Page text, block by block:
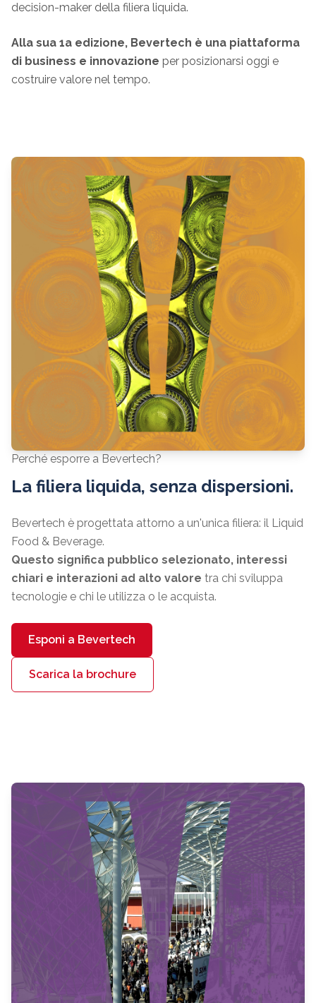
decision-maker della filiera liquida.
Alla sua 1a edizione, Bevertech è una piattaforma
di business e innovazione per posizionarsi oggi e
costruire valore nel tempo.
Perché esporre a Bevertech?
La filiera liquida, senza dispersioni.
Bevertech è progettata attorno a un'unica filiera: il Liquid
Food & Beverage.
Questo significa pubblico selezionato, interessi
chiari e interazioni ad alto valore tra chi sviluppa
tecnologie e chi le utilizza o le acquista.
Esponi a Bevertech
Scarica la brochure